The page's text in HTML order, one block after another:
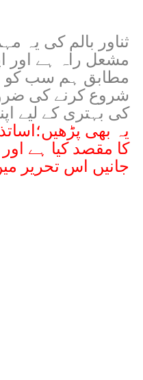
ثناور بالم کی یہ
مشعل راہ ہے اور
مطابق ہم سب
شروع کرنے کی
کی بہتری کے لیے
یہ بھی پڑھیں؛
کا مقصد کیا ہے
جانیں اس تحریر